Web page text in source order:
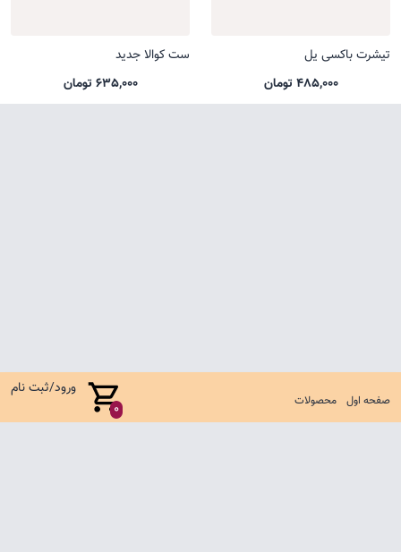
صفحه اول محصولات 0
ورود/ثبت نام
تیشرت باکسی یل
485,000 تومان
ست کوالا جدید
635,000 تومان